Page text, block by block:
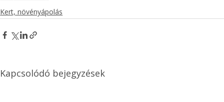
Kert, növényápolás
Kapcsolódó bejegyzések